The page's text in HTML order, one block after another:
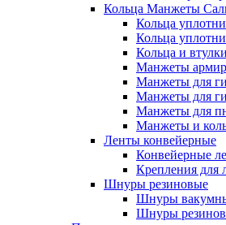
Кольца Манжеты
Кольца
Кольца
Кольца и
Манжеты
Манжеты для
Манжеты для
Манжеты для
Манжеты и
Ленты конвейерные
Конвейерные
Крепления для
Шнуры резиновые
Шнуры
Шнуры